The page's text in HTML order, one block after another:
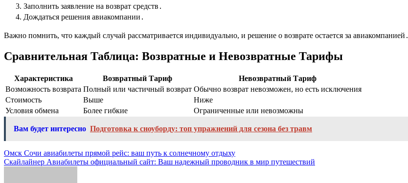
Заполнить заявление на возврат средств․
Дождаться решения авиакомпании․
Важно помнить, что каждый случай рассматривается индивидуально, и решение о возврате остается за авиакомпанией․
Сравнительная Таблица: Возвратные и Невозвратные Тарифы
Характеристика Возвратный Тариф
Невозвратный Тариф
Возможность возврата Полный или частичный возврат Обычно возврат невозможен, но есть исключения
Стоимость
Выше
Ниже
Условия обмена
Более гибкие Ограниченные или невозможны
Вам будет интересно Подготовка к сноуборду: топ упражнений для сезона без травм
Навигация
по
Омск Сочи авиабилеты прямой рейс: ваш путь к солнечному отдыху
Скайлайнер Авиабилеты официальный сайт: Ваш надежный проводник в мир путешествий